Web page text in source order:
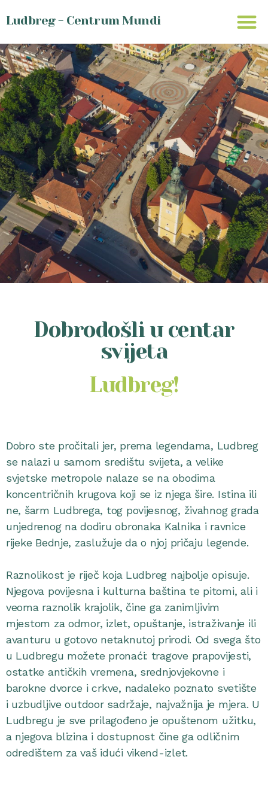
Ludbreg - Centrum Mundi
Dobrodošli u centar
svijeta
Ludbreg!
Dobro ste pročitali jer, prema legendama, Ludbreg
se nalazi u samom središtu svijeta, a velike
svjetske metropole nalaze se na obodima
koncentričnih krugova koji se iz njega šire. Istina ili
ne, šarm Ludbrega, tog povijesnog, živahnog grada
unjedrenog na dodiru obronaka Kalnika i ravnice
rijeke Bednje, zaslužuje da o njoj pričaju legende.
Raznolikost je riječ koja Ludbreg najbolje opisuje.
Njegova povijesna i kulturna baština te pitomi, ali i
veoma raznolik krajolik, čine ga zanimljivim
mjestom za odmor, izlet, opuštanje, istraživanje ili
avanturu u gotovo netaknutoj prirodi. Od svega što
u Ludbregu možete pronaći: tragove prapovijesti,
ostatke antičkih vremena, srednjovjekovne i
barokne dvorce i crkve, nadaleko poznato svetište
i uzbudljive outdoor sadržaje, najvažnija je mjera. U
Ludbregu je sve prilagođeno je opuštenom užitku,
a njegova blizina i dostupnost čine ga odličnim
odredištem za vaš idući vikend-izlet.